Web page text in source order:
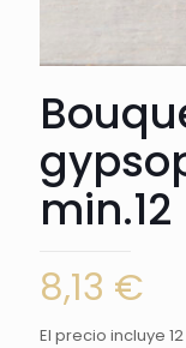
min.12
8,13 €
El precio incluye